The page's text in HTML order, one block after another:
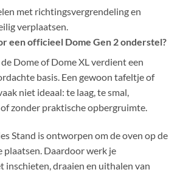
met richtingsvergrendeling en
verplaatsen.
een officieel Dome Gen 2 onderstel?
Dome of Dome XL verdient een
basis. Een gewoon tafeltje of
niet ideaal: te laag, te smal,
zonder praktische opbergruimte.
Stand is ontworpen om de oven op de
Daardoor werk je
inschieten, draaien en uithalen van